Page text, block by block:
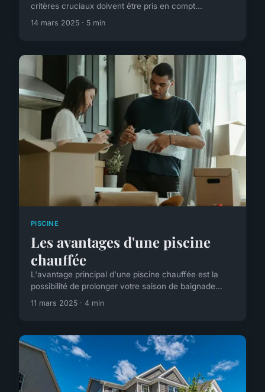
critères cruciaux doivent être pris en compt...
14 mars 2025 · 5 min
PISCINE
Les avantages d'une piscine
chauffée
L'avantage principal d'une piscine chauffée est la
possibilité de prolonger votre saison de baignade...
11 mars 2025 · 4 min